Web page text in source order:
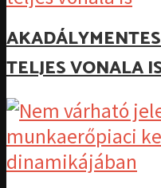
TELJES VONALA